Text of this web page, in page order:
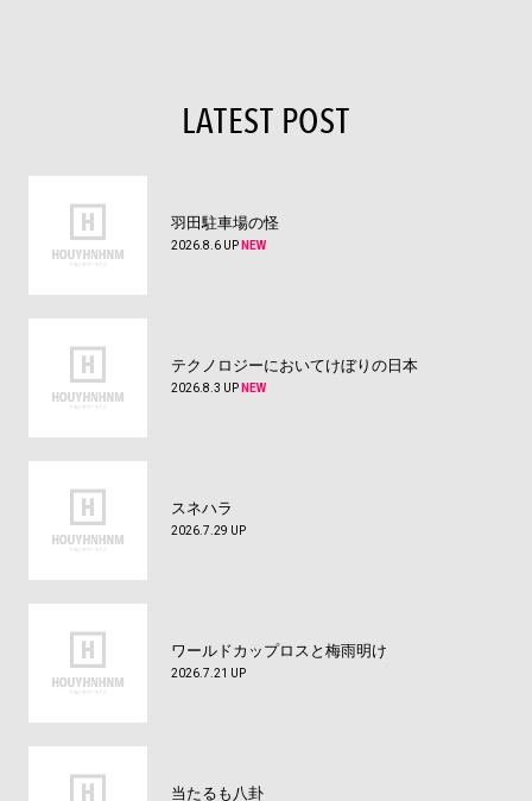
LATEST POST
羽田駐車場の怪
2026.8.6 UP NEW
テクノロジーにおいてけぼりの日本
2026.8.3 UP NEW
スネハラ
2026.7.29 UP
ワールドカップロスと梅雨明け
2026.7.21 UP
当たるも八卦